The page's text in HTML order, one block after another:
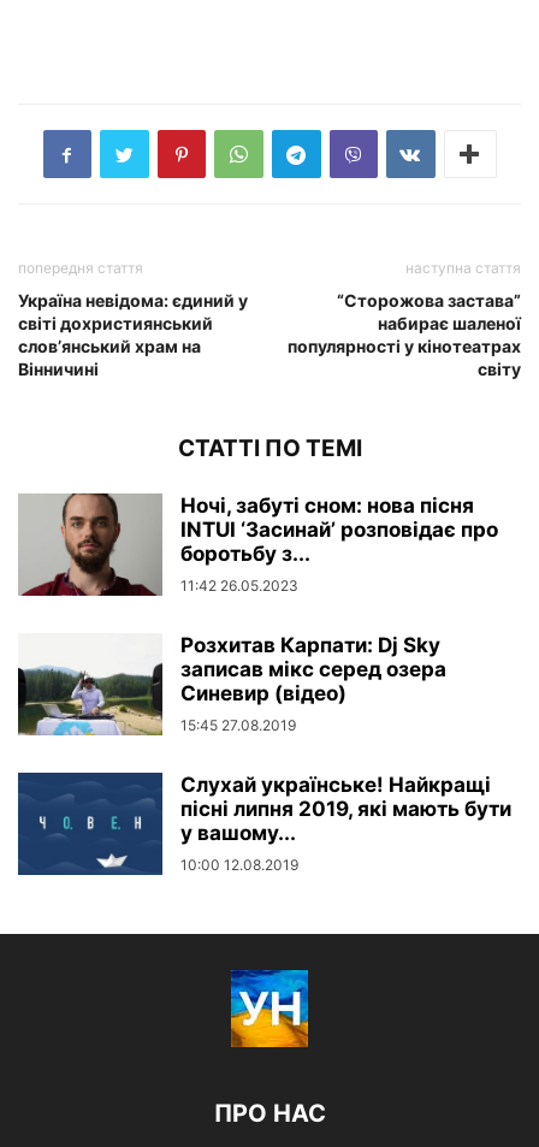
попередня стаття
Україна невідома: єдиний у
світі дохристиянський
слов’янський храм на
Вінничині
наступна стаття
“Сторожова застава”
набирає шаленої
популярності у кінотеатрах
світу
СТАТТІ ПО ТЕМІ
Ночі, забуті сном: нова пісня
INTUI ‘Засинай’ розповідає про
боротьбу з...
11:42 26.05.2023
Розхитав Карпати: Dj Sky
записав мікс серед озера
Синевир (відео)
15:45 27.08.2019
Слухай українське! Найкращі
пісні липня 2019, які мають бути
у вашому...
10:00 12.08.2019
ПРО НАС